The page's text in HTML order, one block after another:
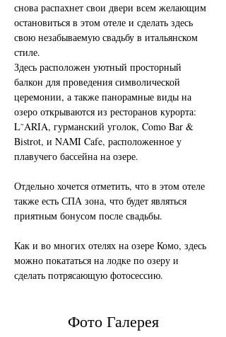
снова распахнет свои двери всем желающим
остановиться в этом отеле и сделать здесь
свою незабываемую свадьбу в итальянском
стиле.
Здесь расположен уютный просторный
балкон для проведения символической
церемонии, а также панорамные виды на
озеро открываются из ресторанов курорта:
L˜ARIA, гурманский уголок, Como Bar &
Bistrot, и NAMI Cafe, расположенное у
плавучего бассейна на озере.
Отдельно хочется отметить, что в этом отеле
также есть СПА зона, что будет являться
приятным бонусом после свадьбы.
Как и во многих отелях на озере Комо, здесь
можно покататься на лодке по озеру и
сделать потрясающую фотосессию.
Фото Галерея